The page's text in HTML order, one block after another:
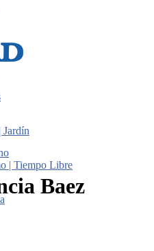
Jardín
| Tiempo Libre
Baez